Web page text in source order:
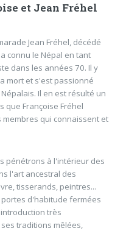
et Jean Fréhel
Jean Fréhel, décédé
connu le Népal en tant
dans les années 70. Il y
mort et s'est passionné
Il en est résulté un
que Françoise Fréhel
qui connaissent et
pénétrons à l'intérieur des
l'art ancestral des
tisserands, peintres...
d'habitude fermées
très
traditions mêlées,